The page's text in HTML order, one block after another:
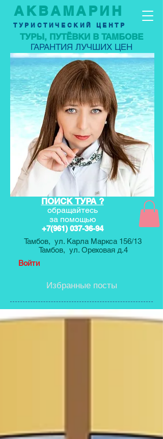
АКВАМАРИН
ТУРИСТИЧЕСКИЙ ЦЕНТР
ТУРЫ, ПУТЁВКИ В ТАМБОВЕ
ГАРАНТИЯ ЛУЧШИХ ЦЕН
ПОИСК ТУРА ?
обращайтесь
за помощью
+7(961) 037-36-94
Тамбов, ул. Карла Маркса 156/13
Тамбов, ул. Ореховая д.4
Войти
Избранные посты